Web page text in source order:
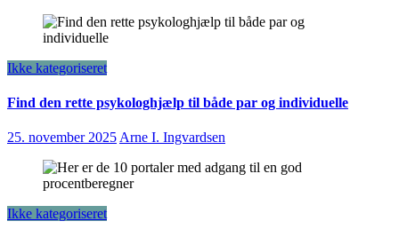
Ikke kategoriseret
Find den rette psykologhjælp til både par og individuelle
25. november 2025 Arne I. Ingvardsen
Ikke kategoriseret